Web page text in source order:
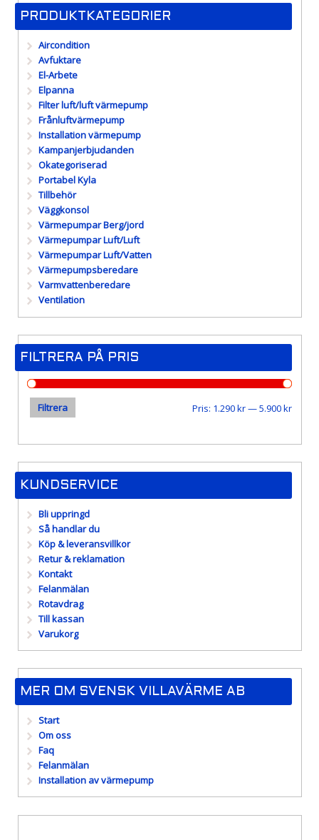
PRODUKTKATEGORIER
Aircondition
Avfuktare
El-Arbete
Elpanna
Filter luft/luft värmepump
Frånluftvärmepump
Installation värmepump
Kampanjerbjudanden
Okategoriserad
Portabel Kyla
Tillbehör
Väggkonsol
Värmepumpar Berg/jord
Värmepumpar Luft/Luft
Värmepumpar Luft/Vatten
Värmepumpsberedare
Varmvattenberedare
Ventilation
FILTRERA PÅ PRIS
Min
Max
Filtrera Pris: 1.290 kr—5.900 kr
KUNDSERVICE
Bli uppringd
Så handlar du
Köp & leveransvillkor
Retur & reklamation
Kontakt
Felanmälan
Rotavdrag
Till kassan
Varukorg
MER OM SVENSK VILLAVÄRME AB
Start
Om oss
Faq
Felanmälan
Installation av värmepump